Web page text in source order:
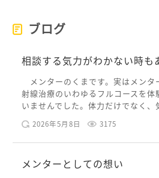
ブログ
相談する気力がわかない時も
メンターのくまです。実はメンタ
射線治療のいわゆるフルコースを
いませんでした。体力だけでなく
2026年5月8日 3175
メンターとしての想い